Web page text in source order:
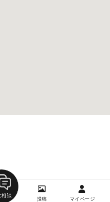
相談
投稿 マイページ